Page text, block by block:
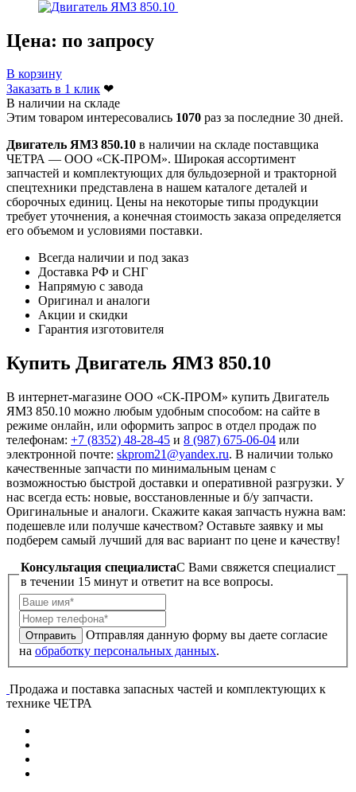
Цена: по запросу
В корзину
Заказать в 1 клик ❤
В наличии на складе
Этим товаром интересовались 1070 раз за последние 30 дней.
Двигатель ЯМЗ 850.10 в наличии на складе поставщика
ЧЕТРА — ООО «СК-ПРОМ». Широкая ассортимент
запчастей и комплектующих для бульдозерной и тракторной
спецтехники представлена в нашем каталоге деталей и
сборочных единиц. Цены на некоторые типы продукции
требует уточнения, а конечная стоимость заказа определяется
его объемом и условиями поставки.
Всегда наличии и под заказ
Доставка РФ и СНГ
Напрямую с завода
Оригинал и аналоги
Акции и скидки
Гарантия изготовителя
Купить Двигатель ЯМЗ 850.10
В интернет-магазине ООО «СК-ПРОМ» купить Двигатель
ЯМЗ 850.10 можно любым удобным способом: на сайте в
режиме онлайн, или оформить запрос в отдел продаж по
телефонам: +7 (8352) 48-28-45 и 8 (987) 675-06-04 или
электронной почте: skprom21@yandex.ru. В наличии только
качественные запчасти по минимальным ценам с
возможностью быстрой доставки и оперативной разгрузки. У
нас всегда есть: новые, восстановленные и б/у запчасти.
Оригинальные и аналоги. Скажите какая запчасть нужна вам:
подешевле или получше качеством? Оставьте заявку и мы
подберем самый лучший для вас вариант по цене и качеству!
Консультация специалистаC Вами свяжется специалист
в течении 15 минут и ответит на все вопросы.
Отправить
Отправляя данную форму вы даете согласие
на обработку персональных данных.
Продажа и поставка запасных частей и комплектующих к
технике ЧЕТРА